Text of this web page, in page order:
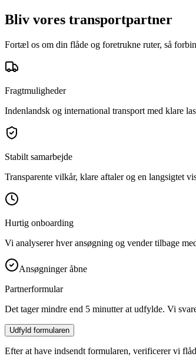
Bliv vores transportpartner
Fortæl os om din flåde og foretrukne ruter, så
Fragtmuligheder
Indenlandsk og international transport med klare
Stabilt samarbejde
Transparente vilkår, klare aftaler og en langsigtet
Hurtig onboarding
Vi analyserer hver ansøgning og vender tilbage
Ansøgninger åbne
Partnerformular
Det tager mindre end 5 minutter at udfylde. Vi
Udfyld formularen
Efter at have indsendt formularen, verificerer vi